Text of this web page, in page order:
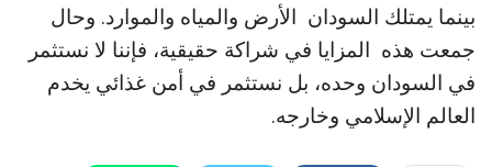
بينما يمتلك السودان الأرض والمياه والموارد. وحال
جمعت هذه المزايا في شراكة حقيقية، فإننا لا نستثمر
في السودان وحده، بل نستثمر في أمن غذائي يخدم
العالم الإسلامي وخارجه.